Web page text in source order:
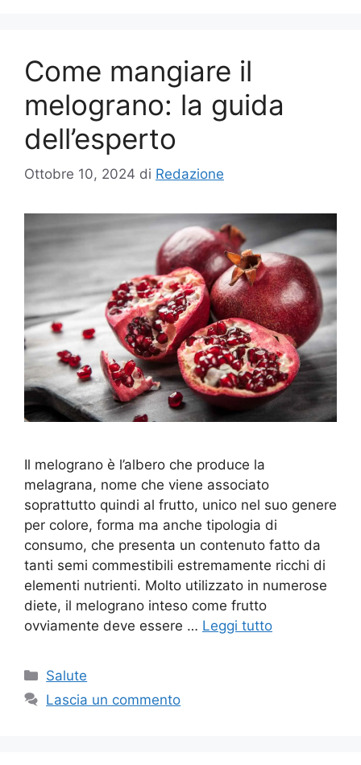
Come mangiare il
melograno: la guida
dell’esperto
Ottobre 10, 2024 di Redazione
Il melograno è l’albero che produce la
melagrana, nome che viene associato
soprattutto quindi al frutto, unico nel suo genere
per colore, forma ma anche tipologia di
consumo, che presenta un contenuto fatto da
tanti semi commestibili estremamente ricchi di
elementi nutrienti. Molto utilizzato in numerose
diete, il melograno inteso come frutto
ovviamente deve essere … Leggi tutto
Categorie
Salute
Lascia un commento